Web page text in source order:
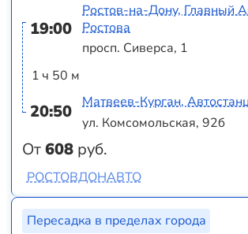
19:00
1 ч 50 м
20:50
От608 руб.
Ростов-на-Дону, Главный
Ростова
просп. Сиверса, 1
Матвеев-Курган,
ул. Комсомольская, 92б
РОСТОВДОНАВТО
Пересадка в пределах города